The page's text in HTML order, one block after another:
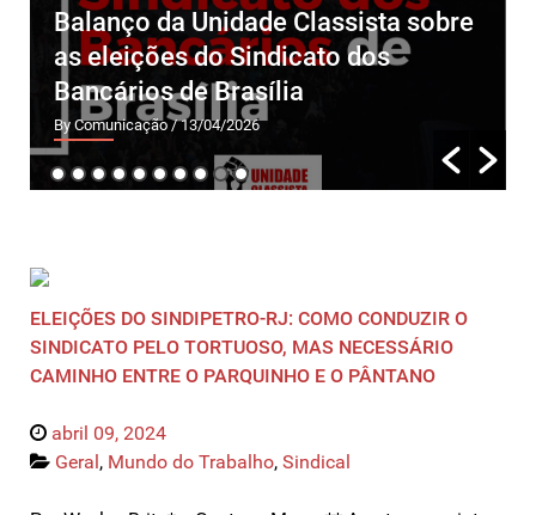
Classista sobre
Sindicato dos
MIL
ELEIÇÕES DO SINDIPETRO-RJ: COMO CONDUZIR O
SINDICATO PELO TORTUOSO, MAS NECESSÁRIO
CAMINHO ENTRE O PARQUINHO E O PÂNTANO
abril 09, 2024
Geral, Mundo do Trabalho, Sindical